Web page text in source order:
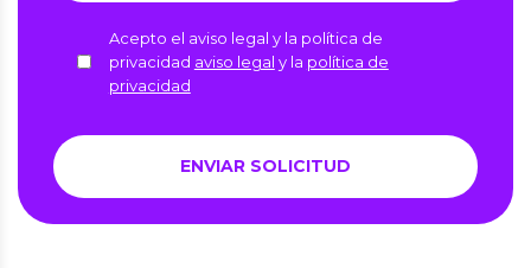
Acepto el aviso legal y la política de
privacidad aviso legal y la política de
privacidad